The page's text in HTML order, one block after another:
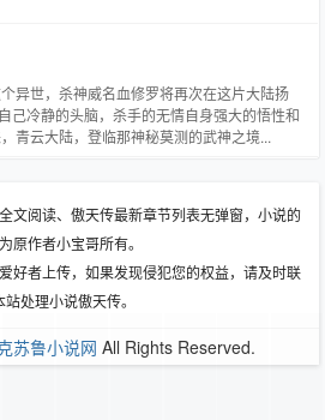
异世，杀神威名血修罗将再次在这片大陆扬
己冷静的头脑，杀手的无情自身强大的悟性和
青云大陆，登临那神秘莫测的武神之境...
文阅读、傲天传最新章节列表无弹窗，小说的
原作者小宝哥所有。
好者上传，如果发现侵犯您的权益，请及时联
站处理小说傲天传。
苏鲁小说网 All Rights Reserved.